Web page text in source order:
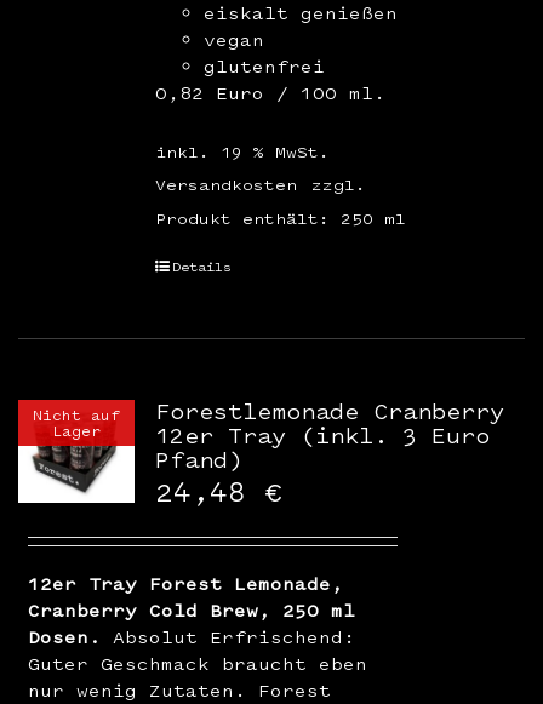
eiskalt genießen
vegan
glutenfrei
0,82 Euro / 100 ml.
inkl. 19 % MwSt.
zzgl.
Versandkosten
Produkt enthält: 250 ml
Details
Nicht auf
Lager
Forestlemonade Cranberry
12er Tray (inkl. 3 Euro
Pfand)
24,48 €
12er Tray Forest Lemonade,
Cranberry Cold Brew, 250 ml
Dosen.
Absolut Erfrischend:
Guter Geschmack braucht eben
nur wenig Zutaten. Forest